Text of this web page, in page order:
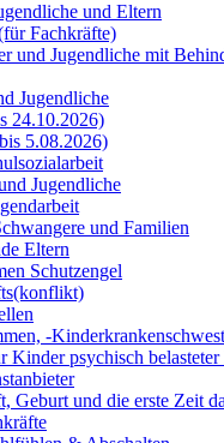
und Eltern
Fachkräfte)
und Jugendliche mit
Jugendliche
24.10.2026)
5.08.2026)
Jugendliche
und Familien
Eltern
Schutzengel
-
Kinder psychisch belasteter
Geburt und die erste Zeit